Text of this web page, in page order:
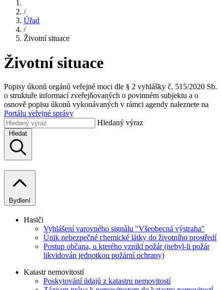
/
Úřad
/
Životní situace
Životní situace
Popisy úkonů orgánů veřejné moci dle § 2 vyhlášky č. 515/2020 Sb.
o struktuře informací zveřejňovaných o povinném subjektu a o
osnově popisu úkonů vykonávaných v rámci agendy naleznete na
Portálu veřejné správy
Hledaný výraz
Hledat
Bydlení
Hasiči
Vyhlášení varovného signálu "Všeobecná výstraha"
Únik nebezpečné chemické látky do životního prostředí
Postup občana, u kterého vznikl požár (nebyl-li požár
likvidován jednotkou požární ochrany)
Katastr nemovitostí
Poskytování údajů z katastru nemovitostí